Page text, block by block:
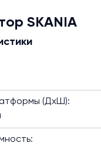
SKANIA
(ДхШ):